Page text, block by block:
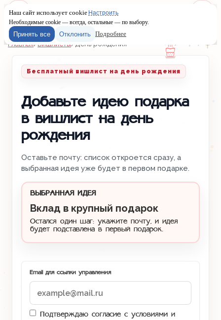
Меню
Главная/Вишлисты/ День рождения
Бесплатный вишлист на день рождения
Добавьте идею подарка
в вишлист на день
рождения
Оставьте почту: список откроется сразу, а
выбранная идея уже будет в первом подарке.
ВЫБРАННАЯ ИДЕЯ
Вклад в крупный подарок
Остался один шаг: укажите почту, и идея
будет подставлена в первый подарок.
Email для ссылки управления
Подтверждаю согласие с условиями и
Наш сайт использует cookie Настроить
Необходимые cookie — всегда, остальные — по выбору.
Принять все Отклонить Подробнее